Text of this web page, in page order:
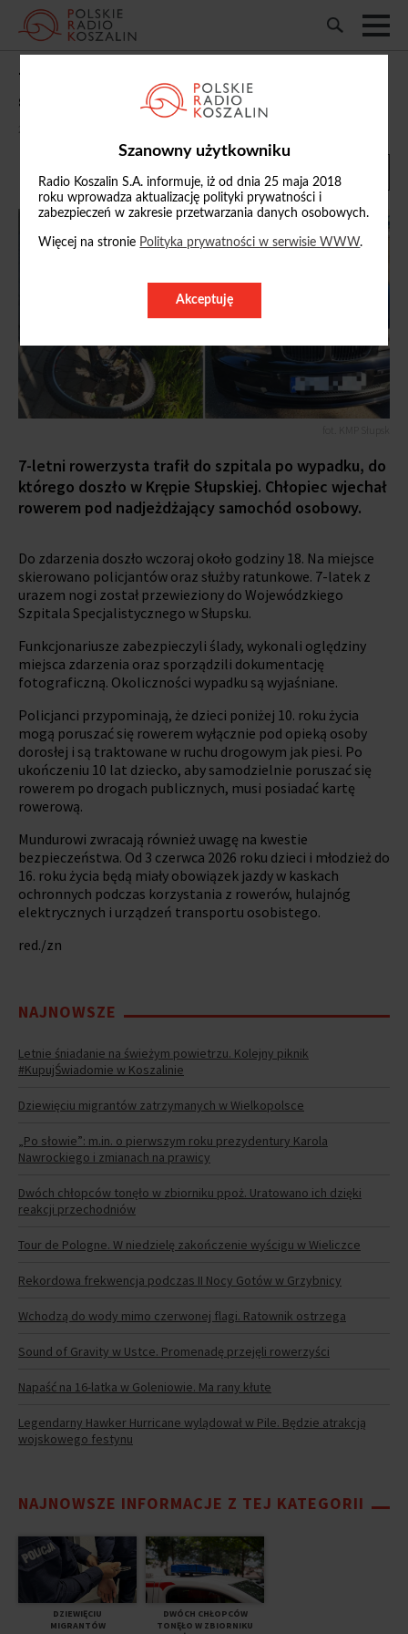
Szanowny użytkowniku
Radio Koszalin S.A. informuje, iż od dnia 25 maja 2018
roku wprowadza aktualizację polityki prywatności i
zabezpieczeń w zakresie przetwarzania danych osobowych.
Więcej na stronie Polityka prywatności w serwisie WWW.
Akceptuję
7-letni rowerzysta wjechał pod
samochód. Dziecko trafiło do szpitala
20/05/2026, 15:03
7-letni rowerzysta trafił do szpitala po wypadku, do
którego doszło w Krępie Słupskiej. Chłopiec wjechał
rowerem pod nadjeżdżający samochód osobowy.
Do zdarzenia doszło wczoraj około godziny 18. Na miejsce
skierowano policjantów oraz służby ratunkowe. 7-latek z
urazem nogi został przewieziony do Wojewódzkiego
Szpitala Specjalistycznego w Słupsku.
Funkcjonariusze zabezpieczyli ślady, wykonali oględziny
miejsca zdarzenia oraz sporządzili dokumentację
fotograficzną. Okoliczności wypadku są wyjaśniane.
Policjanci przypominają, że dzieci poniżej 10. roku życia
mogą poruszać się rowerem wyłącznie pod opieką osoby
dorosłej i są traktowane w ruchu drogowym jak piesi. Po
ukończeniu 10 lat dziecko, aby samodzielnie poruszać się
rowerem po drogach publicznych, musi posiadać kartę
rowerową.
Mundurowi zwracają również uwagę na kwestie
bezpieczeństwa. Od 3 czerwca 2026 roku dzieci i młodzież do
16. roku życia będą miały obowiązek jazdy w kaskach
ochronnych podczas korzystania z rowerów, hulajnóg
elektrycznych i urządzeń transportu osobistego.
red./zn
NAJNOWSZE
Letnie śniadanie na świeżym powietrzu. Kolejny piknik
#KupujŚwiadomie w Koszalinie
Dziewięciu migrantów zatrzymanych w Wielkopolsce
„Po słowie”: m.in. o pierwszym roku prezydentury Karola
Nawrockiego i zmianach na prawicy
Dwóch chłopców tonęło w zbiorniku ppoż. Uratowano ich dzięki
reakcji przechodniów
Tour de Pologne. W niedzielę zakończenie wyścigu w Wieliczce
Rekordowa frekwencja podczas II Nocy Gotów w Grzybnicy
Wchodzą do wody mimo czerwonej flagi. Ratownik ostrzega
Sound of Gravity w Ustce. Promenadę przejęli rowerzyści
Napaść na 16-latka w Goleniowie. Ma rany kłute
Legendarny Hawker Hurricane wylądował w Pile. Będzie atrakcją
wojskowego festynu
NAJNOWSZE INFORMACJE Z TEJ KATEGORII
DZIEWIĘCIU
MIGRANTÓW
DWÓCH CHŁOPCÓW
TONĘŁO W ZBIORNIKU